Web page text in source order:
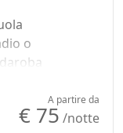
o
da cucinaA partire da
€ 75 /notte